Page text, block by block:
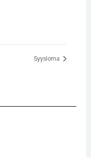
Syysloma